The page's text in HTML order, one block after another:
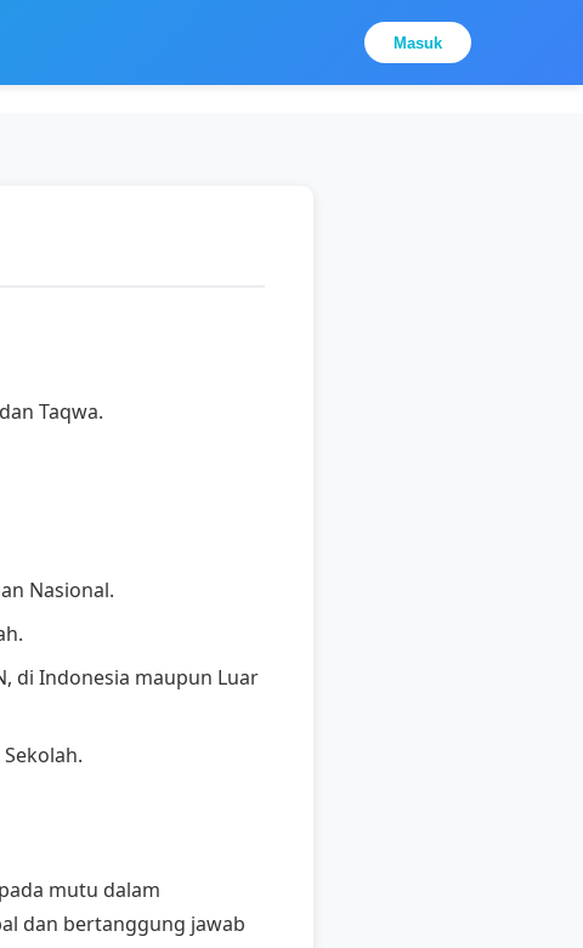
Masuk
Taqwa.
Nasional.
di Indonesia maupun Luar
mutu dalam
dan bertanggung jawab